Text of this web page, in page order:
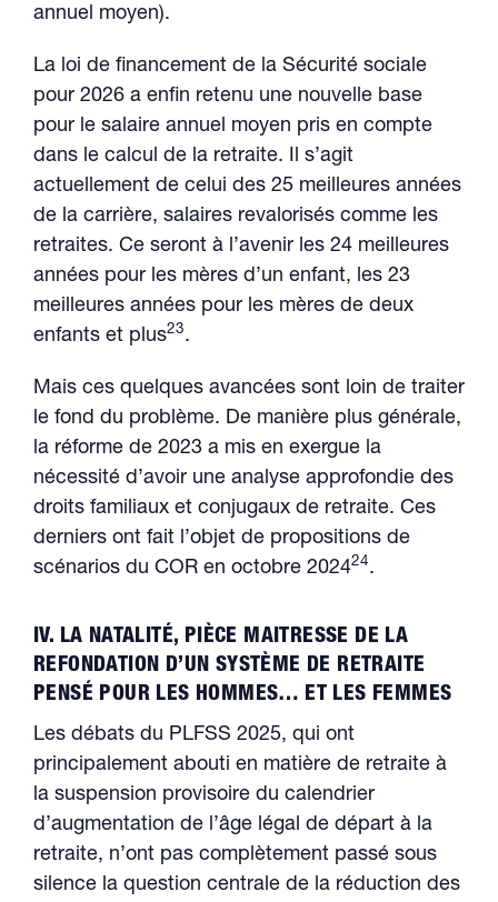
annuel moyen).
La loi de financement de la Sécurité sociale
pour 2026 a enfin retenu une nouvelle base
pour le salaire annuel moyen pris en compte
dans le calcul de la retraite. Il s’agit
actuellement de celui des 25 meilleures années
de la carrière, salaires revalorisés comme les
retraites. Ce seront à l’avenir les 24 meilleures
années pour les mères d’un enfant, les 23
meilleures années pour les mères de deux
enfants et plus23.
Mais ces quelques avancées sont loin de traiter
le fond du problème. De manière plus générale,
la réforme de 2023 a mis en exergue la
nécessité d’avoir une analyse approfondie des
droits familiaux et conjugaux de retraite. Ces
derniers ont fait l’objet de propositions de
scénarios du COR en octobre 202424.
IV. LA NATALITÉ, PIÈCE MAITRESSE DE LA
REFONDATION D’UN SYSTÈME DE RETRAITE
PENSÉ POUR LES HOMMES… ET LES FEMMES
Les débats du PLFSS 2025, qui ont
principalement abouti en matière de retraite à
la suspension provisoire du calendrier
d’augmentation de l’âge légal de départ à la
retraite, n’ont pas complètement passé sous
silence la question centrale de la réduction des